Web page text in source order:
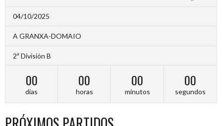
04/10/2025
A GRANXA-DOMAIO
2ª División B
00
días
00
horas
00
minutos
00
segundos